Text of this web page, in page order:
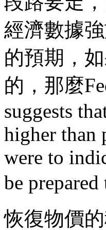
經濟數據
的預期，
的，那麼
suggests
higher than
were to
be
恢復物價